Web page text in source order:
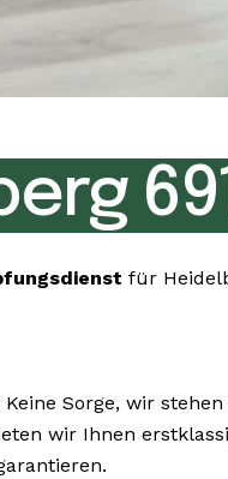
für
Sorge, wir
wir Ihnen